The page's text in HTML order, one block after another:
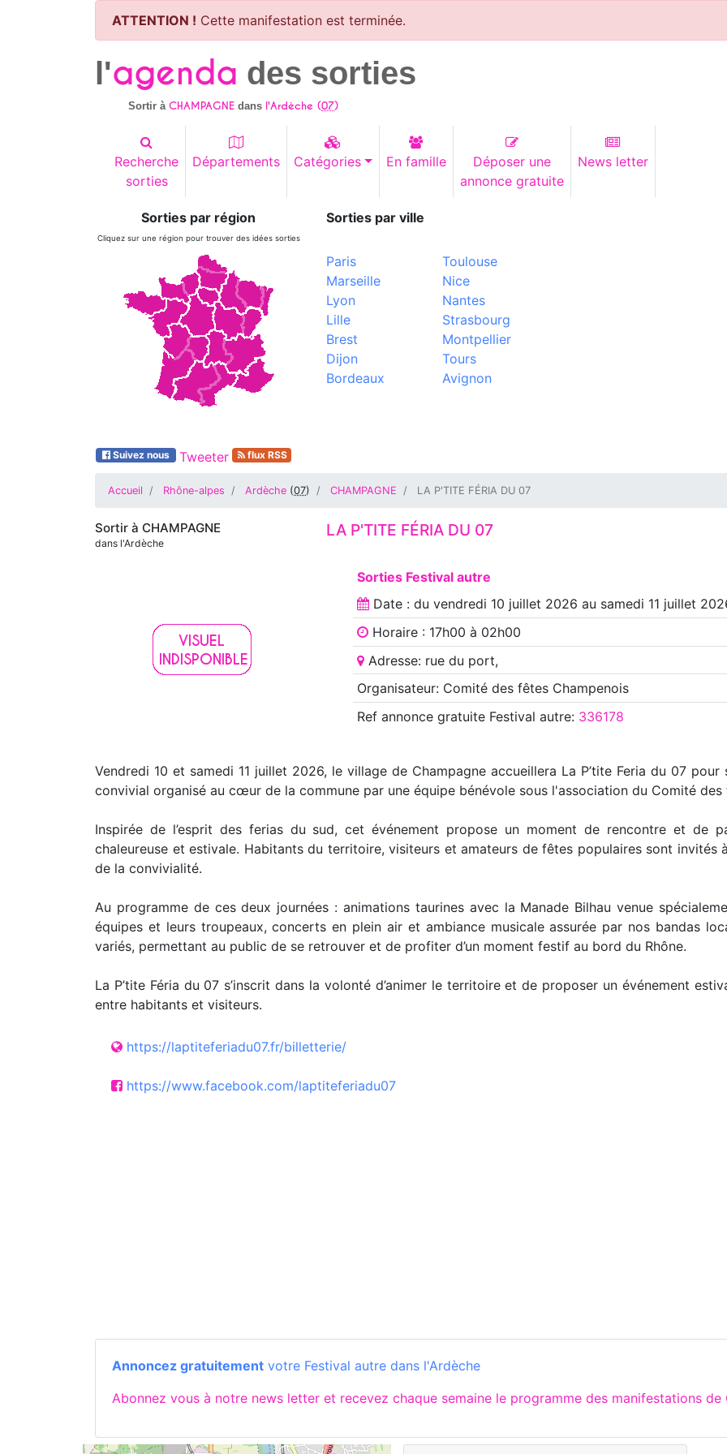
ATTENTION ! Cette manifestation est terminée.
l'agenda des sorties
Sortir àCHAMPAGNE dans l'Ardèche (07)
Recherche
sorties
Départements Catégories En famille
Déposer une
annonce gratuite
News letter
Sorties par région
Cliquez sur une région pour trouver des idées sorties
Sorties par ville
Paris
Marseille
Lyon
Lille
Brest
Dijon
Bordeaux
Toulouse
Nice
Nantes
Strasbourg
Montpellier
Tours
Avignon
Suivez nous Tweeter flux RSS
Accueil Rhône-alpes Ardèche (07) CHAMPAGNE LA P'TITE FÉRIA DU 07
Sortir à CHAMPAGNE
dans l'Ardèche
LA P'TITE FÉRIA DU 07
Sorties Festival autre
Date : du vendredi 10 juillet 2026 au samedi 11 juillet
Horaire : 17h00 à 02h00
Adresse: rue du port,
Organisateur: Comité des fêtes Champenois
Ref annoncegratuite Festival autre: 336178
Vendredi 10 et samedi 11 juillet 2026, le village de Champagne accueillera La P’tite Feria du 07
convivial organisé au cœur de la commune par une équipe bénévole sous l'association du Comité des
Inspirée de l’esprit des ferias du sud, cet événement propose un moment de rencontre et de
chaleureuse et estivale. Habitants du territoire, visiteurs et amateurs de fêtes populaires sont invités
de la convivialité.
Au programme de ces deux journées : animations taurines avec la Manade Bilhau venue
équipes et leurs troupeaux, concerts en plein air et ambiance musicale assurée par nos bandas
variés, permettant au public de se retrouver et de profiter d’un moment festif au bord du Rhône.
La P’tite Féria du 07 s’inscrit dans la volonté d’animer le territoire et de proposer un événement
entre habitants et visiteurs.
https://laptiteferiadu07.fr/billetterie/
https://www.facebook.com/laptiteferiadu07
Annoncez gratuitement votre Festival autre dans l'Ardèche
Abonnez vous à notre news letter et recevez chaque semaine le programme des manifestations de